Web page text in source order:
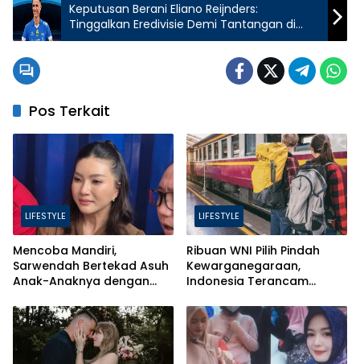
Keputusan Berani Eliano Reijnders:
Tinggalkan Eredivisie Demi Tantangan di
Persib Bandung
Pos Terkait
LIFESTYLE
Mencoba Mandiri,
Sarwendah Bertekad Asuh
Anak-Anaknya dengan
LIFESTYLE
Ribuan WNI Pilih Pindah
Kewarganegaraan,
Indonesia Terancam